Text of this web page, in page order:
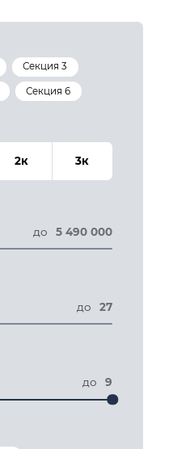
Секция 3
Секция 6
2к 3к
до 5 490 000
до 27
до 9
9